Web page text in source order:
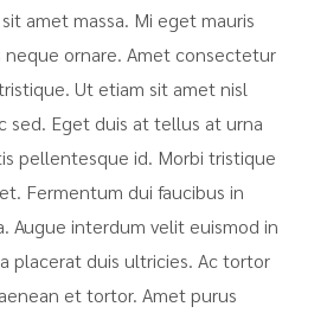
amet massa. Mi eget mauris
ornare. Amet consectetur
Ut etiam sit amet nisl
sed. Eget duis at tellus at urna
pellentesque id. Morbi tristique
Fermentum dui faucibus in
Augue interdum velit euismod in
placerat duis ultricies. Ac tortor
et tortor. Amet purus